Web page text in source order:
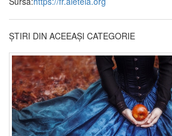
ȘTIRI DIN ACEEAȘI CATEGORIE